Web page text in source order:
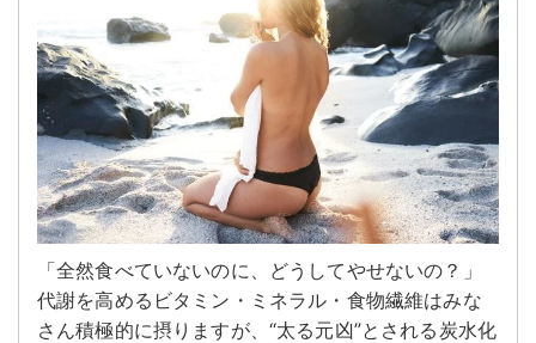
「全然食べていないのに、どうしてやせないの？」
代謝を高めるビタミン・ミネラル・食物繊維はみな
さん積極的に摂りますが、“太る元凶”とされる炭水化